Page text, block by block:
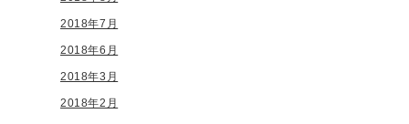
2018年7月
2018年6月
2018年3月
2018年2月